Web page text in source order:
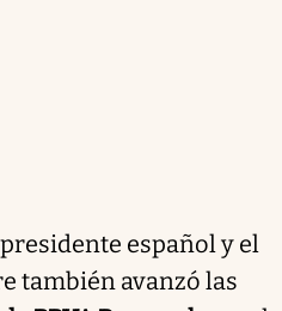
español y el
también avanzó las